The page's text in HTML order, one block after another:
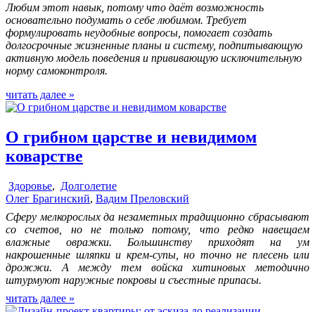
Любим этот навык, потому что даёт возможность
основательно подумать о себе любимом. Требует
формулировать неудобные вопросы, помогает создать
долгосрочные жизненные планы и систему, подпитывающую
активную модель поведения и прививающую исключительную
норму самоконтроля.
читать далее »
О грибном царстве и невидимом
коварстве
Здоровье, Долголетие
Олег Брагинский, Вадим Преловский
Сферу мелкорослых да незаметных традиционно сбрасывают
со счетов, но не только потому, что редко навещаем
влажные овражки. Большинству приходят на ум
накрошенные шляпки и крем-супы, но точно не плесень или
дрожжи. А между тем войска хитиновых методично
штурмуют наружные покровы и съестные припасы.
читать далее »